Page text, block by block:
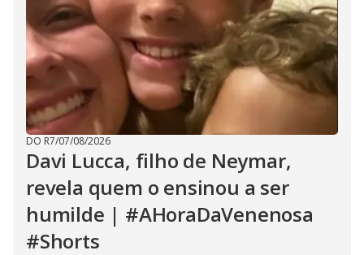
DO R7/07/08/2026
Davi Lucca, filho de Neymar,
revela quem o ensinou a ser
humilde | #AHoraDaVenenosa
#Shorts